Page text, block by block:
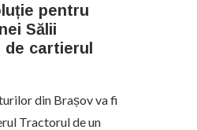
pentru
Sălii
cartierul
din Brașov va fi
Tractorul de un